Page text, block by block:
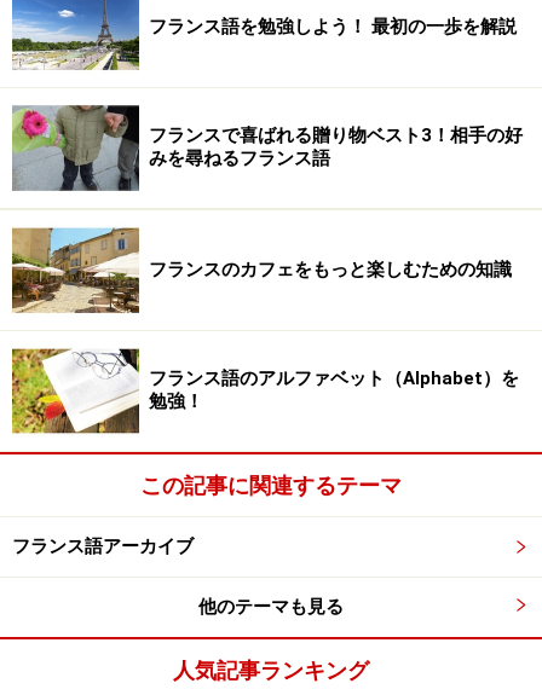
疑問詞のある疑問文３つのパターンのつく
り方
それでは、「あなたのお名前は？」という名前を聞く表
現を例にとって、疑問詞を含む疑問文の作り方パターン
ターンがあり、１→３にすすむにつれて丁寧さが増すと
されています。
1.主語＋動詞＋疑問詞？
Vous vous appelez comment ?
2.疑問詞＋est-ce que（エスク）+主語＋動詞？
Comment est-ce que vous appelez-vous ?（コマン エ
スク ヴザプレヴ）
Comment vous appelez-vous ?（コマン ヴザプレ
ヴ）
つまり、自分から名を名乗るだけなら問題ないのです
が、相手から名前を聞かれて返事をする場合は、1,2,3の
フランス語を勉強しよう！ 最初の一歩を解説
フランスで喜ばれる贈り物ベスト3！相手の好
みを尋ねるフランス語
フランスのカフェをもっと楽しむための知識
フランス語のアルファベット（Alphabet）を
勉強！
この記事に関連するテーマ
フランス語アーカイブ
他のテーマも見る
人気記事ランキング